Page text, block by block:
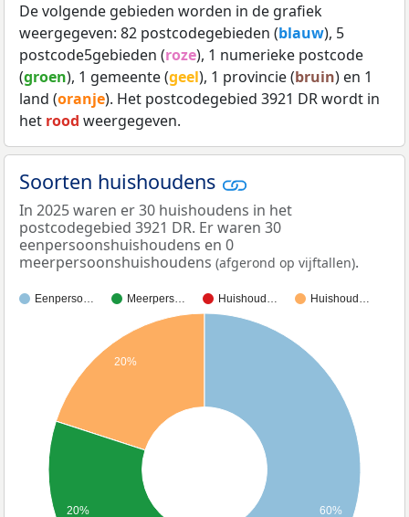
De volgende gebieden worden in de grafiek
weergegeven: 82 postcodegebieden (blauw), 5
postcode5gebieden (roze), 1 numerieke postcode
(groen), 1 gemeente (geel), 1 provincie (bruin) en 1
land (oranje). Het postcodegebied 3921 DR wordt in
het rood weergegeven.
Soorten huishoudens
In 2025 waren er 30 huishoudens in het
postcodegebied 3921 DR. Er waren 30
eenpersoonshuishoudens en 0
meerpersoonshuishoudens (afgerond op vijftallen).
Eenperso… Meerpers… Huishoud… Huishoud…
20%
20% 60%